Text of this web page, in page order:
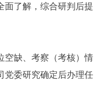
面了解，综合研判后提
空缺、考察（考核）情
党委研究确定后办理任